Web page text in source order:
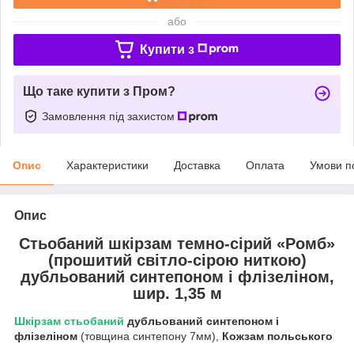
або
Купити з
Що таке купити з Пром?
Замовлення під захистом
Опис Характеристики Доставка Оплата Умови
Опис
Стьобаний шкірзам темно-сірий «Ромб»
(прошитий світло-сірою ниткою)
дубльований синтепоном і флізеліном,
шир. 1,35 м
Шкірзам стьобаний дубльований синтепоном і
флізеліном (товщина синтепону 7мм), Кожзам польського